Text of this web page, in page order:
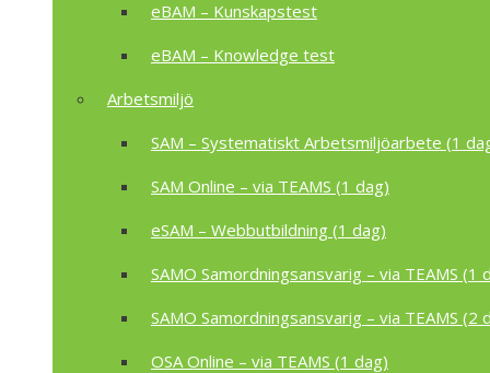
eBAM – Kunskapstest
eBAM – Knowledge test
Arbetsmiljö
SAM – Systematiskt Arbetsmiljöarbete (1
SAM Online – via TEAMS (1 dag)
eSAM – Webbutbildning (1 dag)
SAMO Samordningsansvarig – via TEAMS (1
SAMO Samordningsansvarig – via TEAMS (2
OSA Online – via TEAMS (1 dag)